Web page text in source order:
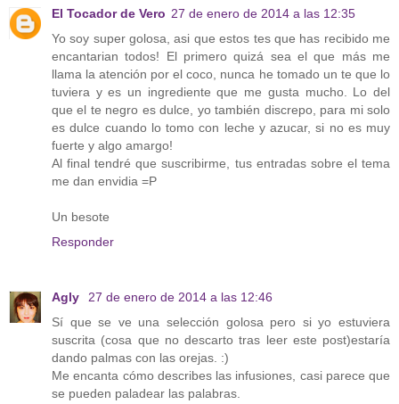
El Tocador de Vero 27 de enero de 2014 a las 12:35
Yo soy super golosa, asi que estos tes que has recibido me
encantarian todos! El primero quizá sea el que más me
llama la atención por el coco, nunca he tomado un te que lo
tuviera y es un ingrediente que me gusta mucho. Lo del
que el te negro es dulce, yo también discrepo, para mi solo
es dulce cuando lo tomo con leche y azucar, si no es muy
fuerte y algo amargo!
Al final tendré que suscribirme, tus entradas sobre el tema
me dan envidia =P
Un besote
Responder
Agly
27 de enero de 2014 a las 12:46
Sí que se ve una selección golosa pero si yo estuviera
suscrita (cosa que no descarto tras leer este post)estaría
dando palmas con las orejas. :)
Me encanta cómo describes las infusiones, casi parece que
se pueden paladear las palabras.